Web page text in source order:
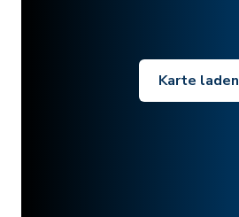
Karte laden